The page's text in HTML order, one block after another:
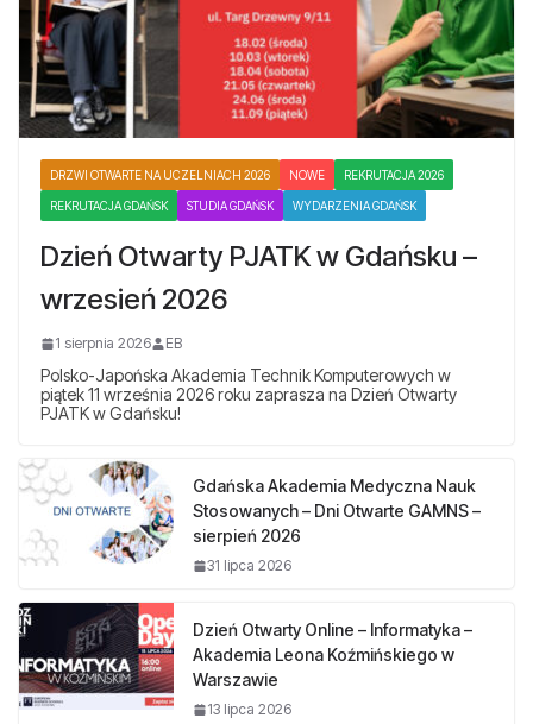
DRZWI OTWARTE NA UCZELNIACH 2026 NOWE REKRUTACJA 2026
REKRUTACJA GDAŃSK STUDIA GDAŃSK WYDARZENIA GDAŃSK
Dzień Otwarty PJATK w Gdańsku –
wrzesień 2026
1 sierpnia 2026 EB
Polsko-Japońska Akademia Technik Komputerowych w
piątek 11 września 2026 roku zaprasza na Dzień Otwarty
PJATK w Gdańsku!
Gdańska Akademia Medyczna Nauk
Stosowanych – Dni Otwarte GAMNS –
sierpień 2026
31 lipca 2026
Dzień Otwarty Online – Informatyka –
Akademia Leona Koźmińskiego w
Warszawie
13 lipca 2026